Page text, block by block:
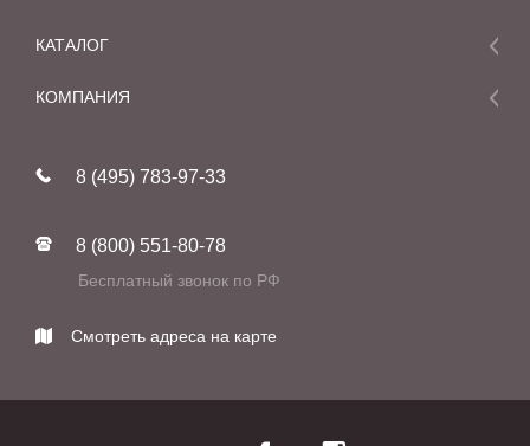
КАТАЛОГ
Мебель
Фабрики
КОМПАНИЯ
Реставрация
Контакты
8 (495) 783-97-33
8 (800) 551-80-78
Бесплатный звонок по РФ
Смотреть адреса на карте